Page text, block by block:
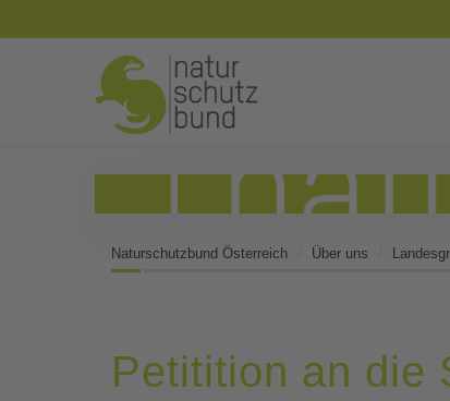
Naturschutzbund Österreich Über uns
Petitition an die